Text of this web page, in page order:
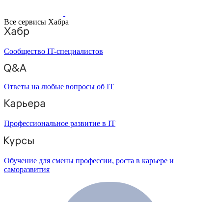
Все сервисы Хабра
Сообщество IT-специалистов
Ответы на любые вопросы об IT
Профессиональное развитие в IT
Обучение для смены профессии, роста в карьере и
саморазвития